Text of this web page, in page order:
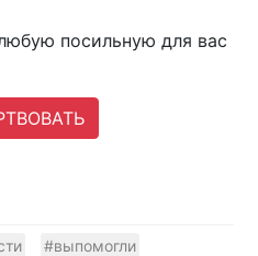
посильную для вас
#выпомогли